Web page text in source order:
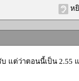
ห
แต่ว่าตอนนี้เป็น 2.55